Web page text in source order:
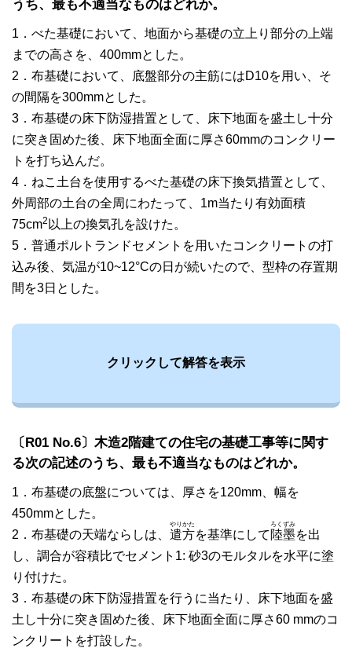
うち、 最も不適当なものはどれか。
1．べた基礎において、地面から基礎の立上り部分の上端
までの高さを、400mmとした。
2．布基礎において、底盤部分の主筋にはD10を用い、そ
の間隔を300mmとした。
3．布基礎の床下防湿措置として、床下地面を盛土し十分
に突き固めた後、床下地面全面に厚さ60mmのコンクリー
トを打ち込んだ。
4．ねこ土台を使用するべた基礎の床下換気措置として、
外周部の土台の全周にわたって、1m当たり有効面積
75cm2 以上の換気孔を設けた。
5．普通ポルトランドセメントを用いたコンクリートの打
込み後、気温が10~12°Cの日が続いたので、型枠の存置期
間を3日とした。
クリックして解答を表示
〔R01 No.6〕木造2階建ての住宅の基礎工事等に関す
る次の記述のうち、最も不適当なものはどれか。
1．布基礎の底盤については、厚さを120mm、幅を
450mmとした。
2．布基礎の天端ならしは、 遣
やり
方
かた
を基準にして 陸
ろく
墨
ずみ
を出
し、調合が容積比でセメント1: 砂3のモルタルを水平に塗
り付けた。
3．布基礎の床下防湿措置を行うに当たり、床下地面を盛
土し十分に突き固めた後、床下地面全面に厚さ60 mmのコ
ンクリートを打設した。